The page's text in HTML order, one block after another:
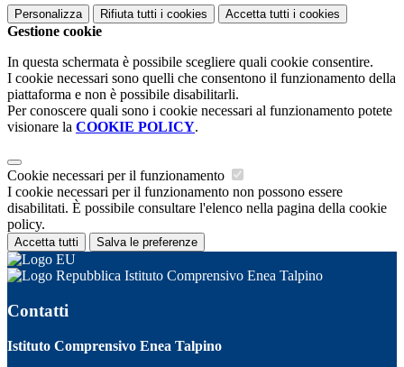
Personalizza Rifiuta tutti i cookies Accetta tutti i cookies
Gestione cookie
In questa schermata è possibile scegliere quali cookie consentire.
I cookie necessari sono quelli che consentono il funzionamento della
piattaforma e non è possibile disabilitarli.
Per conoscere quali sono i cookie necessari al funzionamento potete
visionare la COOKIE POLICY.
Cookie necessari per il funzionamento
I cookie necessari per il funzionamento non possono essere
disabilitati. È possibile consultare l'elenco nella pagina della cookie
policy.
Accetta tutti Salva le preferenze
Istituto Comprensivo Enea Talpino
Contatti
Istituto Comprensivo Enea Talpino